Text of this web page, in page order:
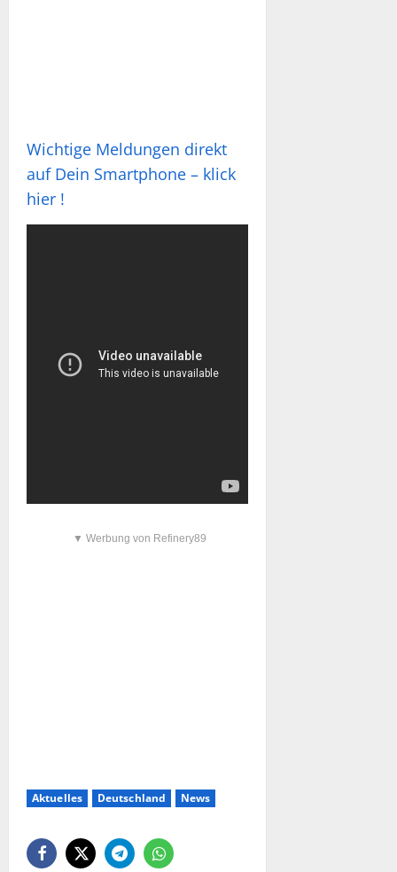
Wichtige Meldungen direkt
auf Dein Smartphone – klick
hier !
▼ Werbung von Refinery89
Aktuelles Deutschland News